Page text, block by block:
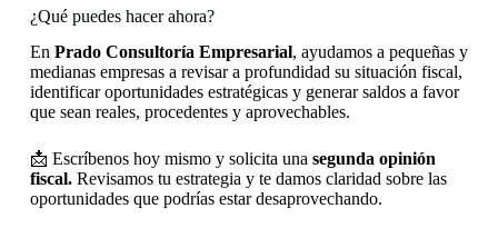
¿Qué puedes hacer ahora?
En Prado Consultoría Empresarial, ayudamos a pequeñas y
medianas empresas a revisar a profundidad su situación fiscal,
identificar oportunidades estratégicas y generar saldos a favor
que sean reales, procedentes y aprovechables.
📩 Escríbenos hoy mismo y solicita una segunda opinión
fiscal.Revisamos tu estrategia y te damos claridad sobre las
oportunidades que podrías estar desaprovechando.